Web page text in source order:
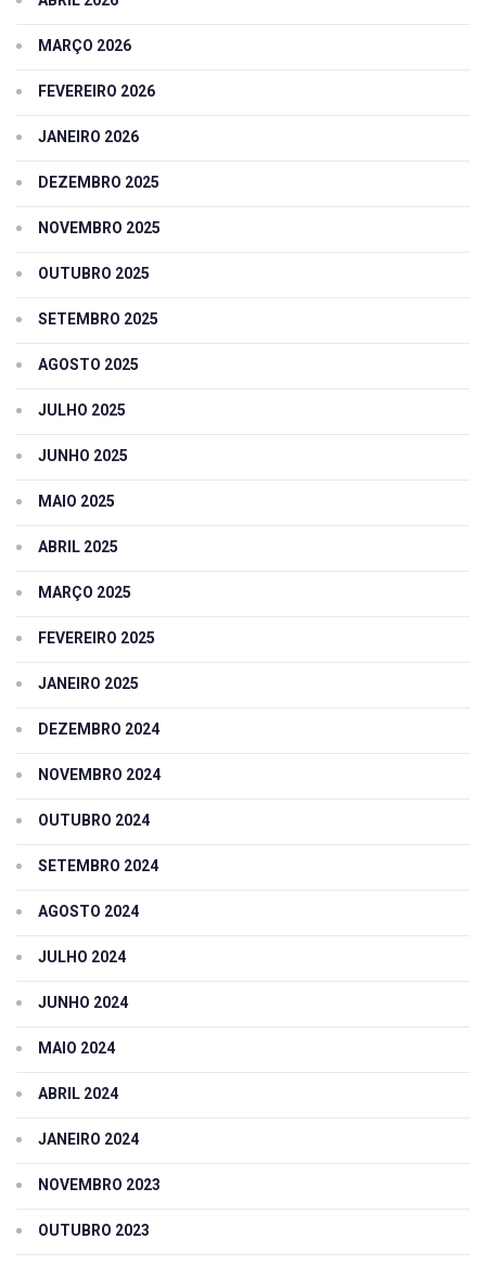
MARÇO 2026
FEVEREIRO 2026
JANEIRO 2026
DEZEMBRO 2025
NOVEMBRO 2025
OUTUBRO 2025
SETEMBRO 2025
AGOSTO 2025
JULHO 2025
JUNHO 2025
MAIO 2025
ABRIL 2025
MARÇO 2025
FEVEREIRO 2025
JANEIRO 2025
DEZEMBRO 2024
NOVEMBRO 2024
OUTUBRO 2024
SETEMBRO 2024
AGOSTO 2024
JULHO 2024
JUNHO 2024
MAIO 2024
ABRIL 2024
JANEIRO 2024
NOVEMBRO 2023
OUTUBRO 2023